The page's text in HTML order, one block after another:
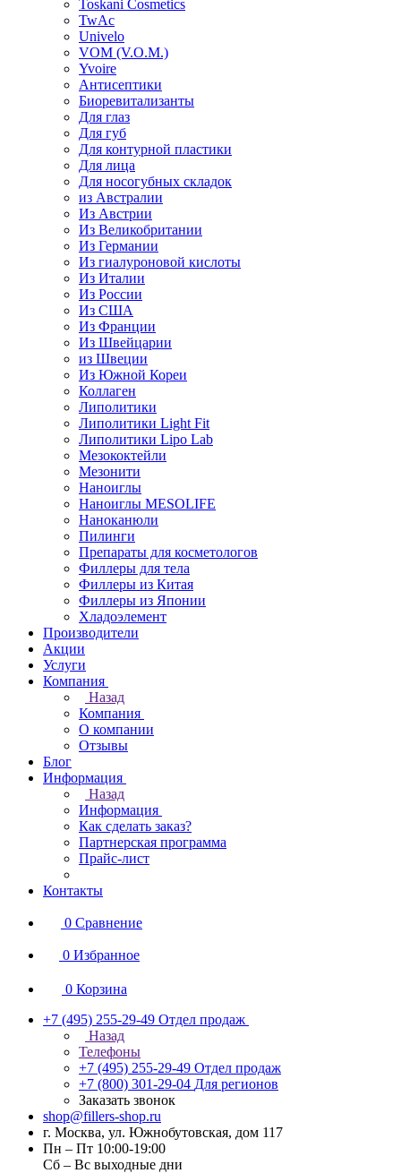
Toskani Cosmetics
TwAc
Univelo
VOM (V.O.M.)
Yvoire
Антисептики
Биоревитализанты
Для глаз
Для губ
Для контурной пластики
Для лица
Для носогубных складок
из Австралии
Из Австрии
Из Великобритании
Из Германии
Из гиалуроновой кислоты
Из Италии
Из России
Из США
Из Франции
Из Швейцарии
из Швеции
Из Южной Кореи
Коллаген
Липолитики
Липолитики Light Fit
Липолитики Lipo Lab
Мезококтейли
Мезонити
Наноиглы
Наноиглы MESOLIFE
Наноканюли
Пилинги
Препараты для косметологов
Филлеры для тела
Филлеры из Китая
Филлеры из Японии
Хладоэлемент
Производители
Акции
Услуги
Компания
Назад
Компания
О компании
Отзывы
Блог
Информация
Назад
Информация
Как сделать заказ?
Партнерская программа
Прайс-лист
Контакты
0 Сравнение
0 Избранное
0 Корзина
+7 (495) 255-29-49 Отдел продаж
Назад
Телефоны
+7 (495) 255-29-49 Отдел продаж
+7 (800) 301-29-04 Для регионов
Заказать звонок
shop@fillers-shop.ru
г. Москва, ул. Южнобутовская, дом 117
Пн – Пт 10:00-19:00
Сб – Вс выходные дни